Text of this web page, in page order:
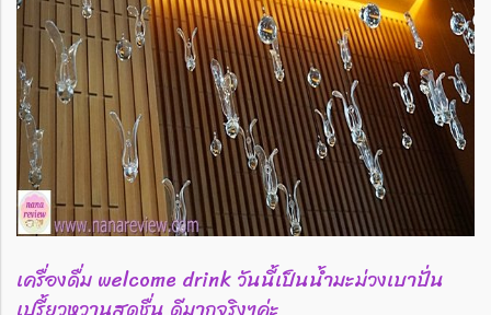
เครื่องดื่ม welcome drink วันนี้เป็นน้ำมะม่วงเบาปั่น